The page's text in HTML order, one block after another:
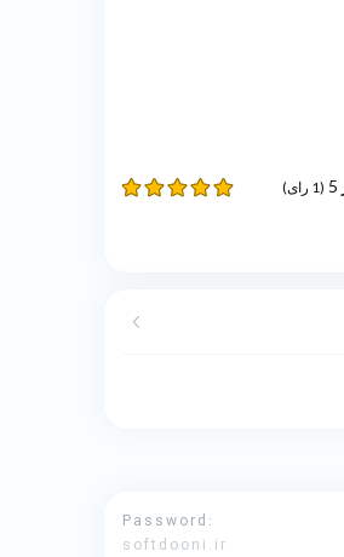
5
(
1 رای)
Password:
softdooni.ir